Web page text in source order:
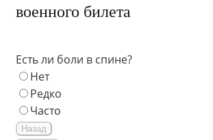
военного билета
Есть ли боли в спине?
Нет
Редко
Часто
Назад